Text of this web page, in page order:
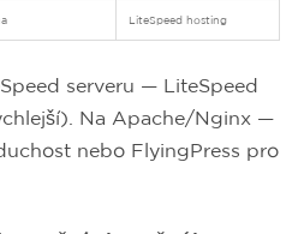
LiteSpeed hosting
serveru — LiteSpeed
Na Apache/Nginx —
nebo FlyingPress pro